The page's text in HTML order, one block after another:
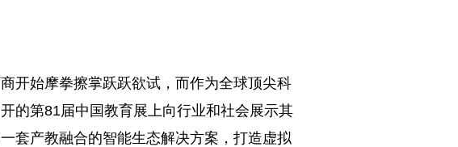
开始摩拳擦掌跃跃欲试，而作为全球顶尖科
的第81届中国教育展上向行业和社会展示其
套产教融合的智能生态解决方案，打造虚拟